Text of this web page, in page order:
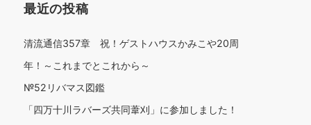
最近の投稿
清流通信357章 祝！ゲストハウスかみこや20周
年！～これまでとこれから～
№52リバマス図鑑
「四万十川ラバーズ共同葦刈」に参加しました！